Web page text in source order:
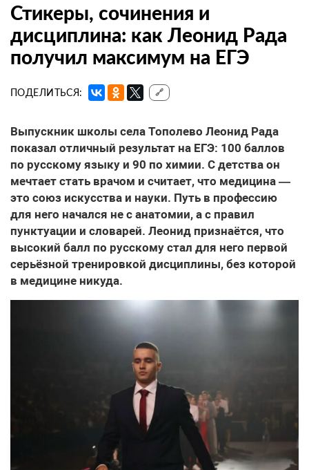
Стикеры, сочинения и
дисциплина: как Леонид Рада
получил максимум на ЕГЭ
ПОДЕЛИТЬСЯ: 🔗
Выпускник школы села Тополево Леонид Рада
показал отличный результат на ЕГЭ: 100 баллов
по русскому языку и 90 по химии. С детства он
мечтает стать врачом и считает, что медицина —
это союз искусства и науки. Путь в профессию
для него начался не с анатомии, а с правил
пунктуации и словарей. Леонид признаётся, что
высокий балл по русскому стал для него первой
серьёзной тренировкой дисциплины, без которой
в медицине никуда.